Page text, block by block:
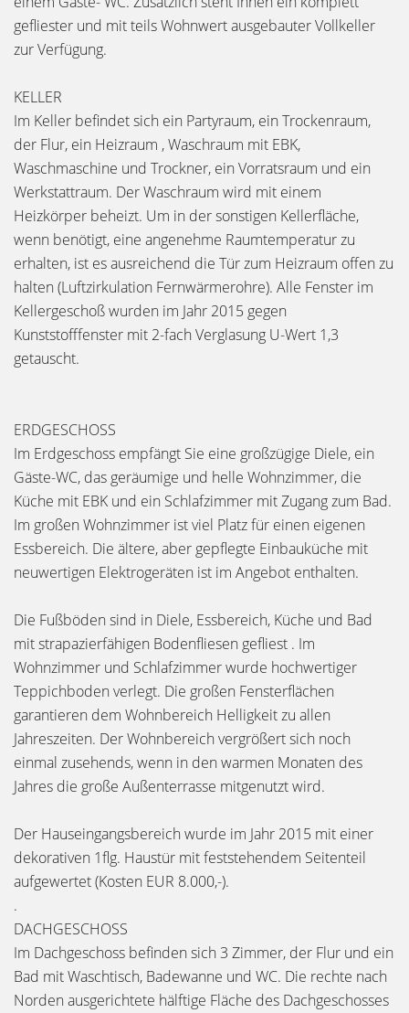
gefliester und mit teils Wohnwert ausgebauter Vollkeller
zur Verfügung.
KELLER
Im Keller befindet sich ein Partyraum, ein Trockenraum,
der Flur, ein Heizraum , Waschraum mit EBK,
Waschmaschine und Trockner, ein Vorratsraum und ein
Werkstattraum. Der Waschraum wird mit einem
Heizkörper beheizt. Um in der sonstigen Kellerfläche,
wenn benötigt, eine angenehme Raumtemperatur zu
erhalten, ist es ausreichend die Tür zum Heizraum offen zu
halten (Luftzirkulation Fernwärmerohre). Alle Fenster im
Kellergeschoß wurden im Jahr 2015 gegen
Kunststofffenster mit 2-fach Verglasung U-Wert 1,3
getauscht.
ERDGESCHOSS
Im Erdgeschoss empfängt Sie eine großzügige Diele, ein
Gäste-WC, das geräumige und helle Wohnzimmer, die
Küche mit EBK und ein Schlafzimmer mit Zugang zum Bad.
Im großen Wohnzimmer ist viel Platz für einen eigenen
Essbereich. Die ältere, aber gepflegte Einbauküche mit
neuwertigen Elektrogeräten ist im Angebot enthalten.
Die Fußböden sind in Diele, Essbereich, Küche und Bad
mit strapazierfähigen Bodenfliesen gefliest . Im
Wohnzimmer und Schlafzimmer wurde hochwertiger
Teppichboden verlegt. Die großen Fensterflächen
garantieren dem Wohnbereich Helligkeit zu allen
Jahreszeiten. Der Wohnbereich vergrößert sich noch
einmal zusehends, wenn in den warmen Monaten des
Jahres die große Außenterrasse mitgenutzt wird.
Der Hauseingangsbereich wurde im Jahr 2015 mit einer
dekorativen 1flg. Haustür mit feststehendem Seitenteil
aufgewertet (Kosten EUR 8.000,-).
.
DACHGESCHOSS
Im Dachgeschoss befinden sich 3 Zimmer, der Flur und ein
Bad mit Waschtisch, Badewanne und WC. Die rechte nach
Norden ausgerichtete hälftige Fläche des Dachgeschosses